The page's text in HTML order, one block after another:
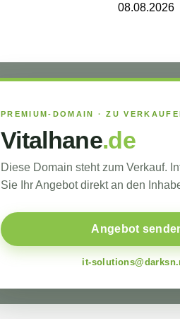
08.08.2026
PREMIUM-DOMAIN · ZU
Vitalhane.de
Diese Domain steht zum Verkauf.
Sie Ihr Angebot direkt an den
Angebot
it-